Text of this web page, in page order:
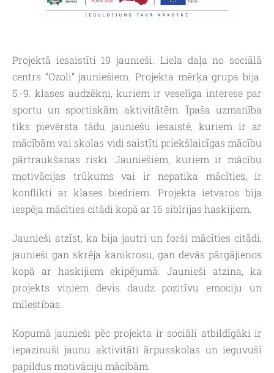
Projektā iesaistīti 19 jaunieši. Liela daļa no sociālā
centrs “Ozoli” jauniešiem. Projekta mērķa grupa bija
5.-9. klases audzēkņi, kuriem ir veselīga interese par
sportu un sportiskām aktivitātēm. Īpaša uzmanība
tiks pievērsta tādu jauniešu iesaistē, kuriem ir ar
mācībām vai skolas vidi saistīti priekšlaicīgas mācību
pārtraukšanas riski. Jauniešiem, kuriem ir mācību
motivācijas trūkums vai ir nepatika mācīties, ir
konflikti ar klases biedriem. Projekta ietvaros bija
iespēja mācīties citādi kopā ar 16 sibīrijas haskijiem.
Jaunieši atzīst, ka bija jautri un forši mācīties citādi,
jaunieši gan skrēja kanikrosu, gan devās pārgājienos
kopā ar haskijiem ekipējumā. Jaunieši atzina, ka
projekts viņiem devis daudz pozitīvu emociju un
mīlestības.
Kopumā jaunieši pēc projekta ir sociāli atbildīgāki ir
iepazinuši jaunu aktivitāti ārpusskolas un ieguvuši
papildus motivāciju mācībām.